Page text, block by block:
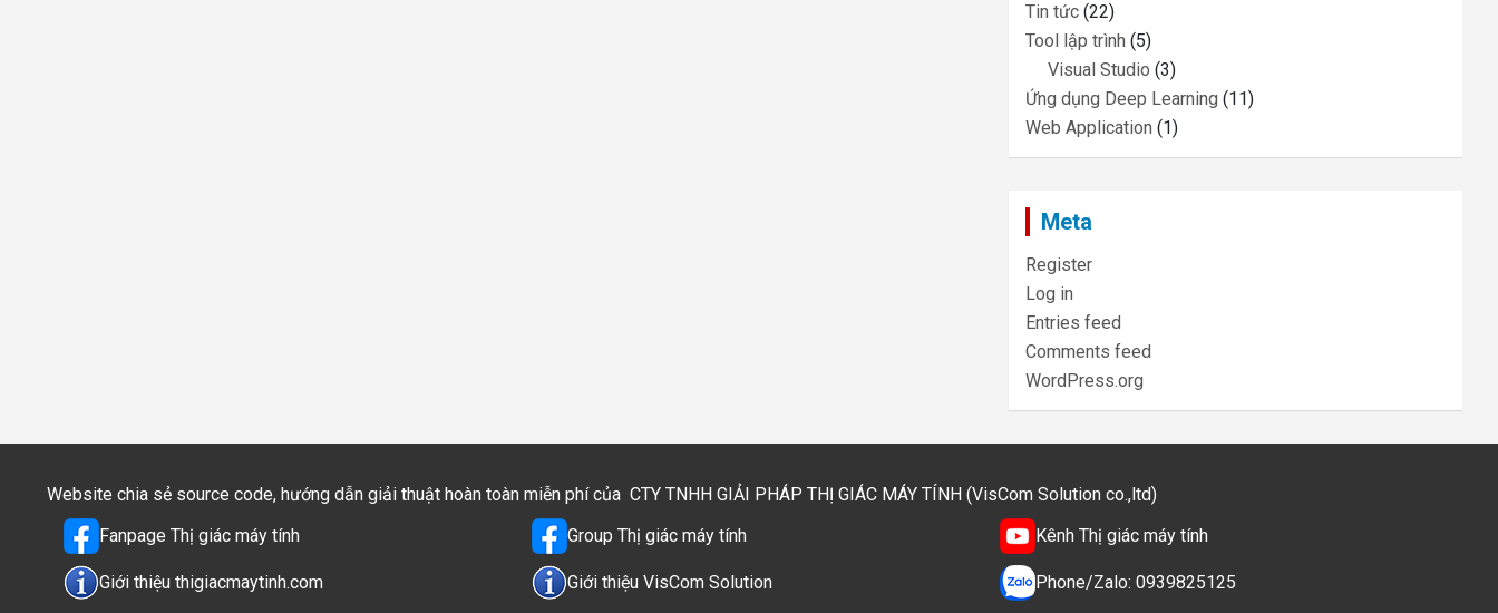
Tin tức (22)
Tool lập trình (5)
Visual Studio (3)
Ứng dụng Deep Learning (11)
Web Application (1)
Meta
Register
Log in
Entries feed
Comments feed
WordPress.org
Website chia sẻ source code, hướng dẫn giải thuật hoàn toàn miễn phí của CTY TNHH GIẢI PHÁP THỊ GIÁC MÁY TÍNH (VisCom Solution co.,ltd)
Fanpage Thị giác máy tính
Group Thị giác máy tính Kênh Thị giác máy tính
Giới thiệu thigiacmaytinh.com Giới thiệu VisCom Solution Phone/Zalo: 0939825125